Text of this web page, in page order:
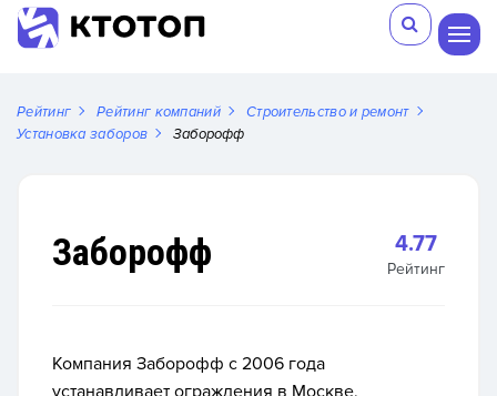
Рейтинг Рейтинг компаний
Строительство и ремонт
Установка заборов
Заборофф
Заборофф 4.77
Рейтинг
Компания Заборофф с 2006 года
устанавливает ограждения в Москве,